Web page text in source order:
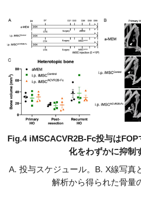
Fig.4 iMSCACVR2B-Fc投与は
化をわずかに抑制
A. 投与スケジュール。B. X線写真
解析から得られた骨量